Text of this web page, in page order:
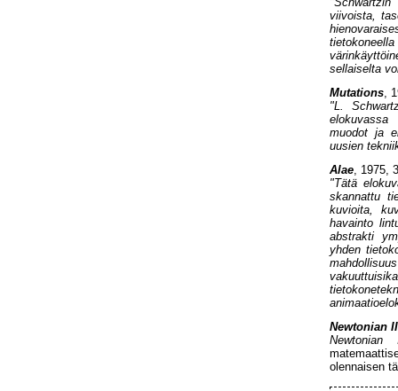
viivoista,
sellaiselta
Mutations,
"L.
muodot ja
uusien
Alae, 1975,
"Tätä
skannattu
kuvioita,
havainto
abstrakti
yhden
Newtonian II
Newtonian
olennaisen